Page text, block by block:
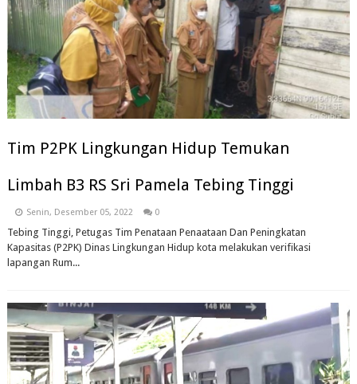
Tim P2PK Lingkungan Hidup Temukan
Limbah B3 RS Sri Pamela Tebing Tinggi
Senin, Desember 05, 2022 0
Tebing Tinggi, Petugas Tim Penataan Penaataan Dan Peningkatan
Kapasitas (P2PK) Dinas Lingkungan Hidup kota melakukan verifikasi
lapangan Rum...